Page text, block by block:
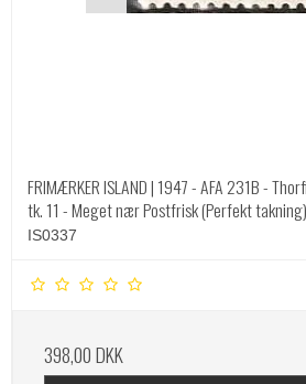
FRIMÆRKER ISLAND | 1947 - AFA 231B -
tk. 11 - Meget nær Postfrisk (Perfekt takning)
IS0337
398,00 DKK